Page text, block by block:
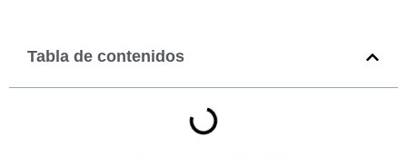
Tabla de contenidos